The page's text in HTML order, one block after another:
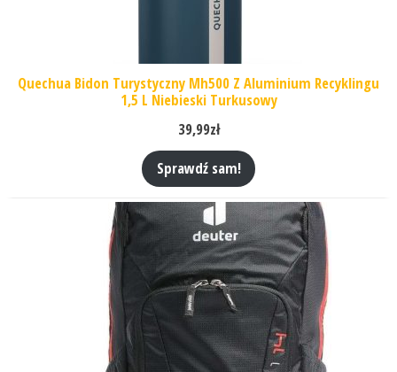
Quechua Bidon Turystyczny Mh500 Z Aluminium Recyklingu
1,5 L Niebieski Turkusowy
39,99zł
Sprawdź sam!